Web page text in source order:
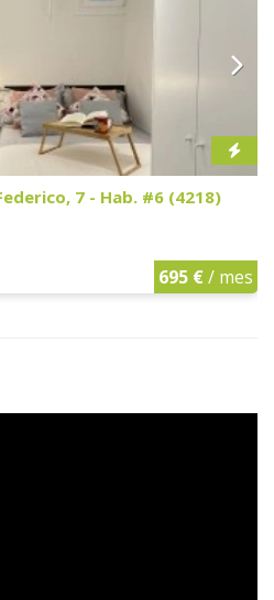
7 - Hab. #6 (4218)
695 €/ mes